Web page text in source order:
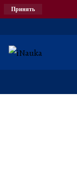
Принять